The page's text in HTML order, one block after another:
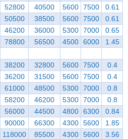
52800 40500 5600 7500
0.61
50500 38500 5600 7500
0.61
46200 36000 5300 7000
0.65
78800 56500 4500 6000 1.45
38200 32800 5600 7500
0.4
36200 31500 5600 7500
0.4
61000 48500 5300 7000
0.8
58200 46200 5300 7000
0.8
56000 44500 4800 6300
0.84
90000 66300 4300 5600
1.85
118000 85500 4300 5600 3.56